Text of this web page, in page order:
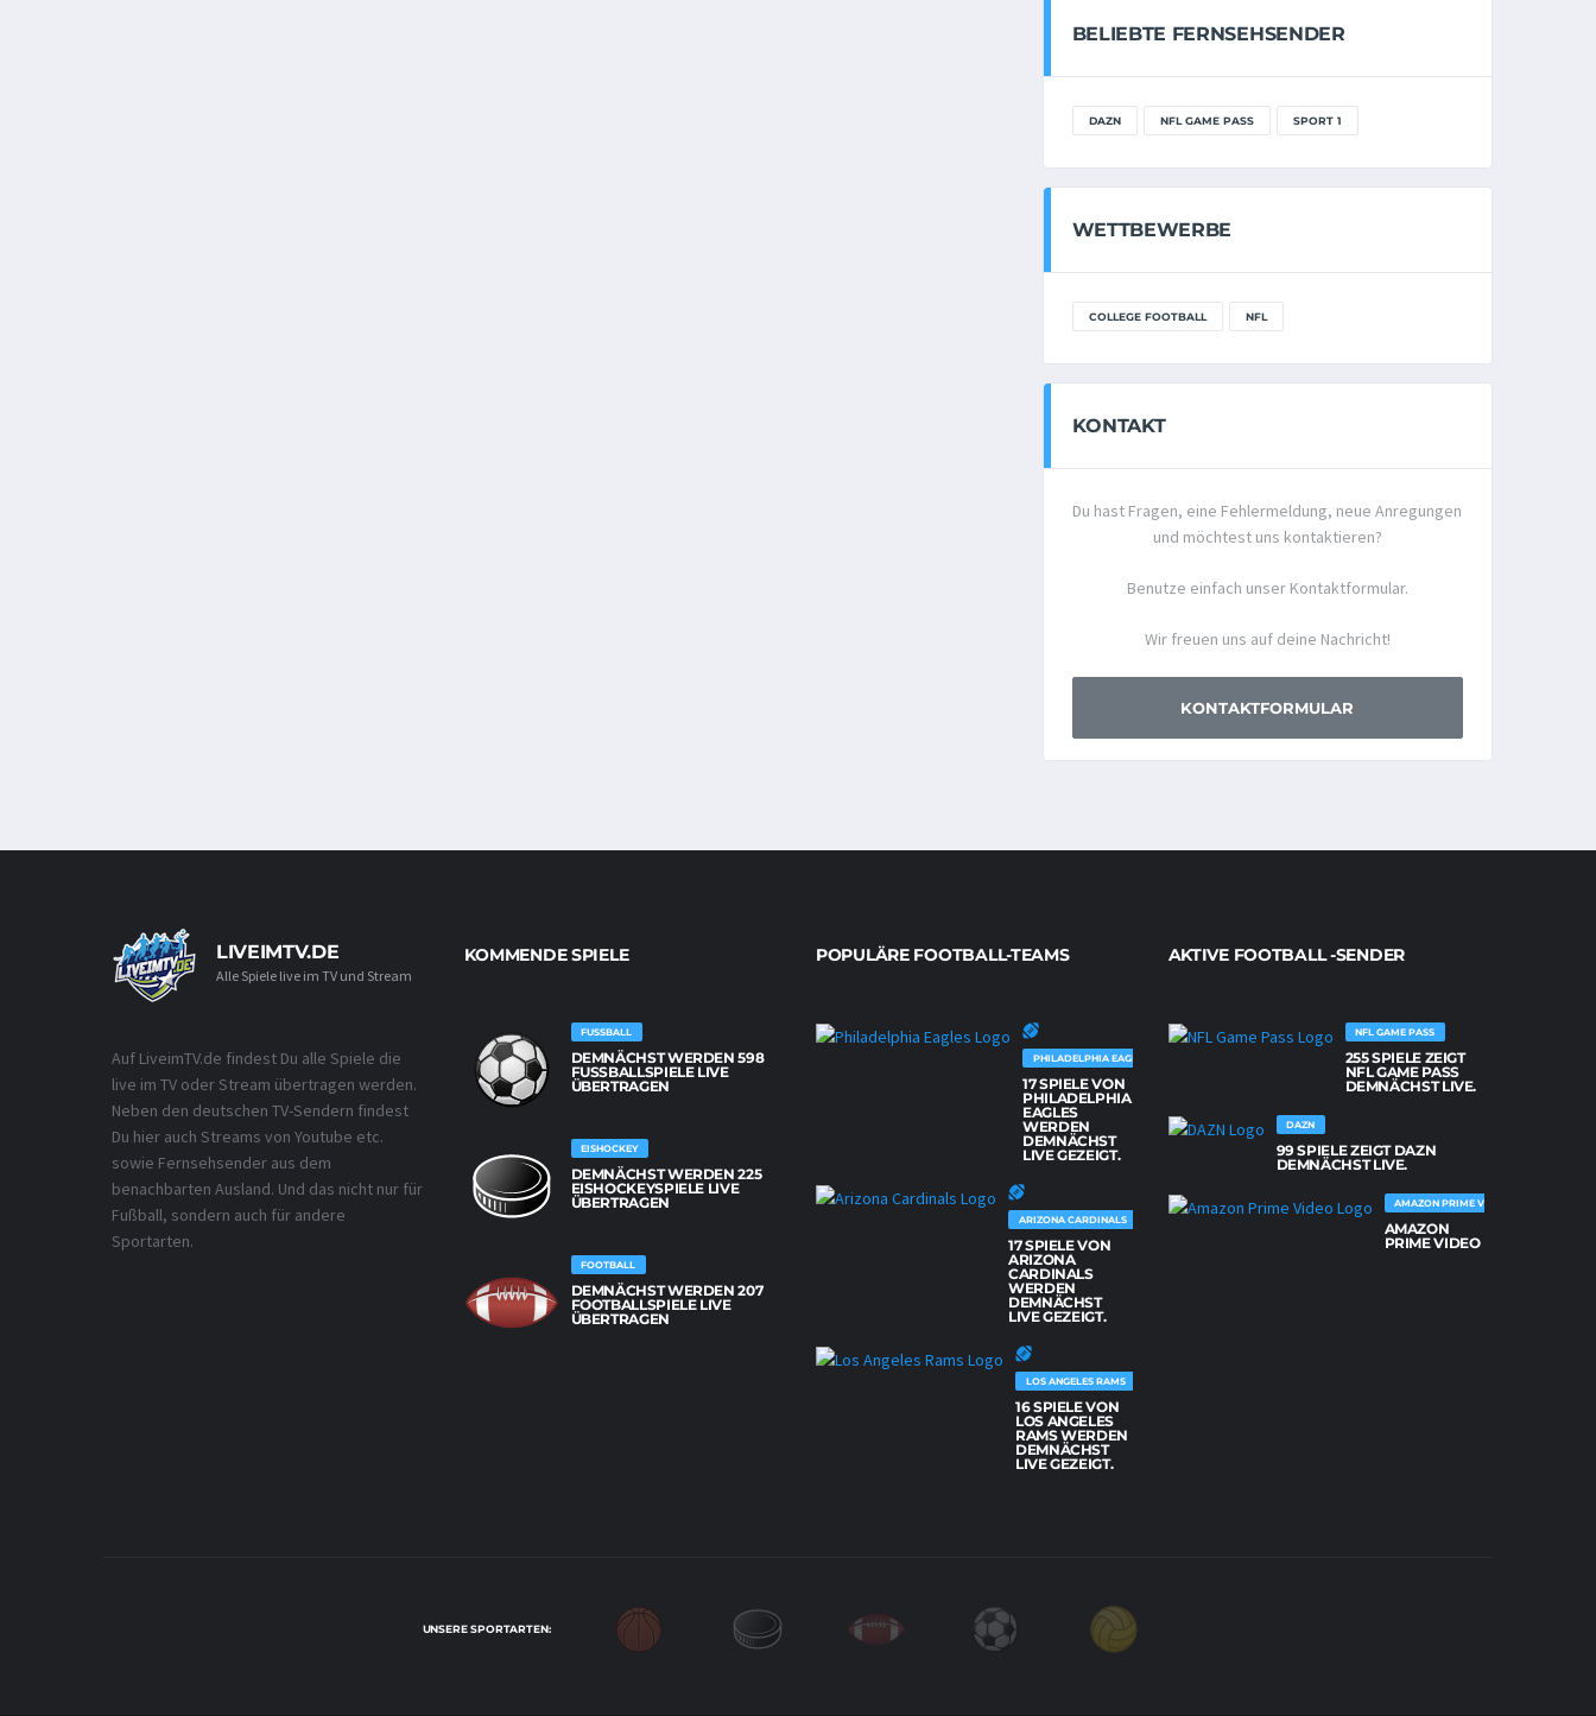
BELIEBTE FERNSEHSENDER
DAZN NFL GAME PASS SPORT 1
WETTBEWERBE
COLLEGE FOOTBALL NFL
KONTAKT
Du hast Fragen, eine Fehlermeldung, neue Anregungen
und möchtest uns kontaktieren?
Benutze einfach unser Kontaktformular.
Wir freuen uns auf deine Nachricht!
KONTAKTFORMULAR
LIVEIMTV.DE
Alle Spiele live im TV und Stream
Auf LiveimTV.de findest Du alle Spiele die
live im TV oder Stream übertragen werden.
Neben den deutschen TV-Sendern findest
Du hier auch Streams von Youtube etc.
sowie Fernsehsender aus dem
benachbarten Ausland. Und das nicht nur für
Fußball, sondern auch für andere
Sportarten.
KOMMENDE SPIELE
FUSSBALL
DEMNÄCHST WERDEN 598
FUSSBALLSPIELE LIVE Ü
BERTRAGEN
EISHOCKEY
DEMNÄCHST WERDEN 225
EISHOCKEYSPIELE LIVE
ÜBERTRAGEN
FOOTBALL
DEMNÄCHST WERDEN 207
FOOTBALLSPIELE LIVE
ÜBERTRAGEN
POPULÄRE FOOTBALL-TEAMS
PHILADELPHIA EAGLES
17 SPIELE VON
PHILADELPHIA
EAGLES
WERDEN
DEMNÄCHST
LIVE GEZEIGT.
ARIZONA CARDINALS
17 SPIELE VON
ARIZONA
CARDINALS
WERDEN
DEMNÄCHST
LIVE GEZEIGT.
LOS ANGELES RAMS
16 SPIELE VON
LOS ANGELES
RAMS WERDEN
DEMNÄCHST
LIVE GEZEIGT.
AKTIVE FOOTBALL -SENDER
NFL GAME PASS
255 SPIELE ZEIGT
NFL GAME PASS
DEMNÄCHST LIVE.
DAZN
99 SPIELE ZEIGT DAZN
DEMNÄCHST LIVE.
AMAZON PRIME VIDEO
AMAZON
PRIME VIDEO
UNSERE SPORTARTEN: